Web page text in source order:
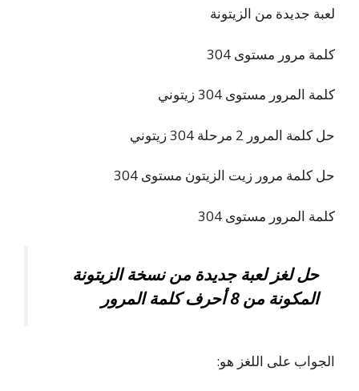
لعبة جديدة من الزيتونة
كلمة مرور مستوى 304
كلمة المرور مستوى 304 زيتوني
حل كلمة المرور 2 مرحلة 304 زيتوني
حل كلمة مرور زيت الزيتون مستوى 304
كلمة المرور مستوى 304
حل لغز لعبة جديدة من نسخة الزيتونة
المكونة من 8 أحرف كلمة المرور
الجواب على اللغز هو: